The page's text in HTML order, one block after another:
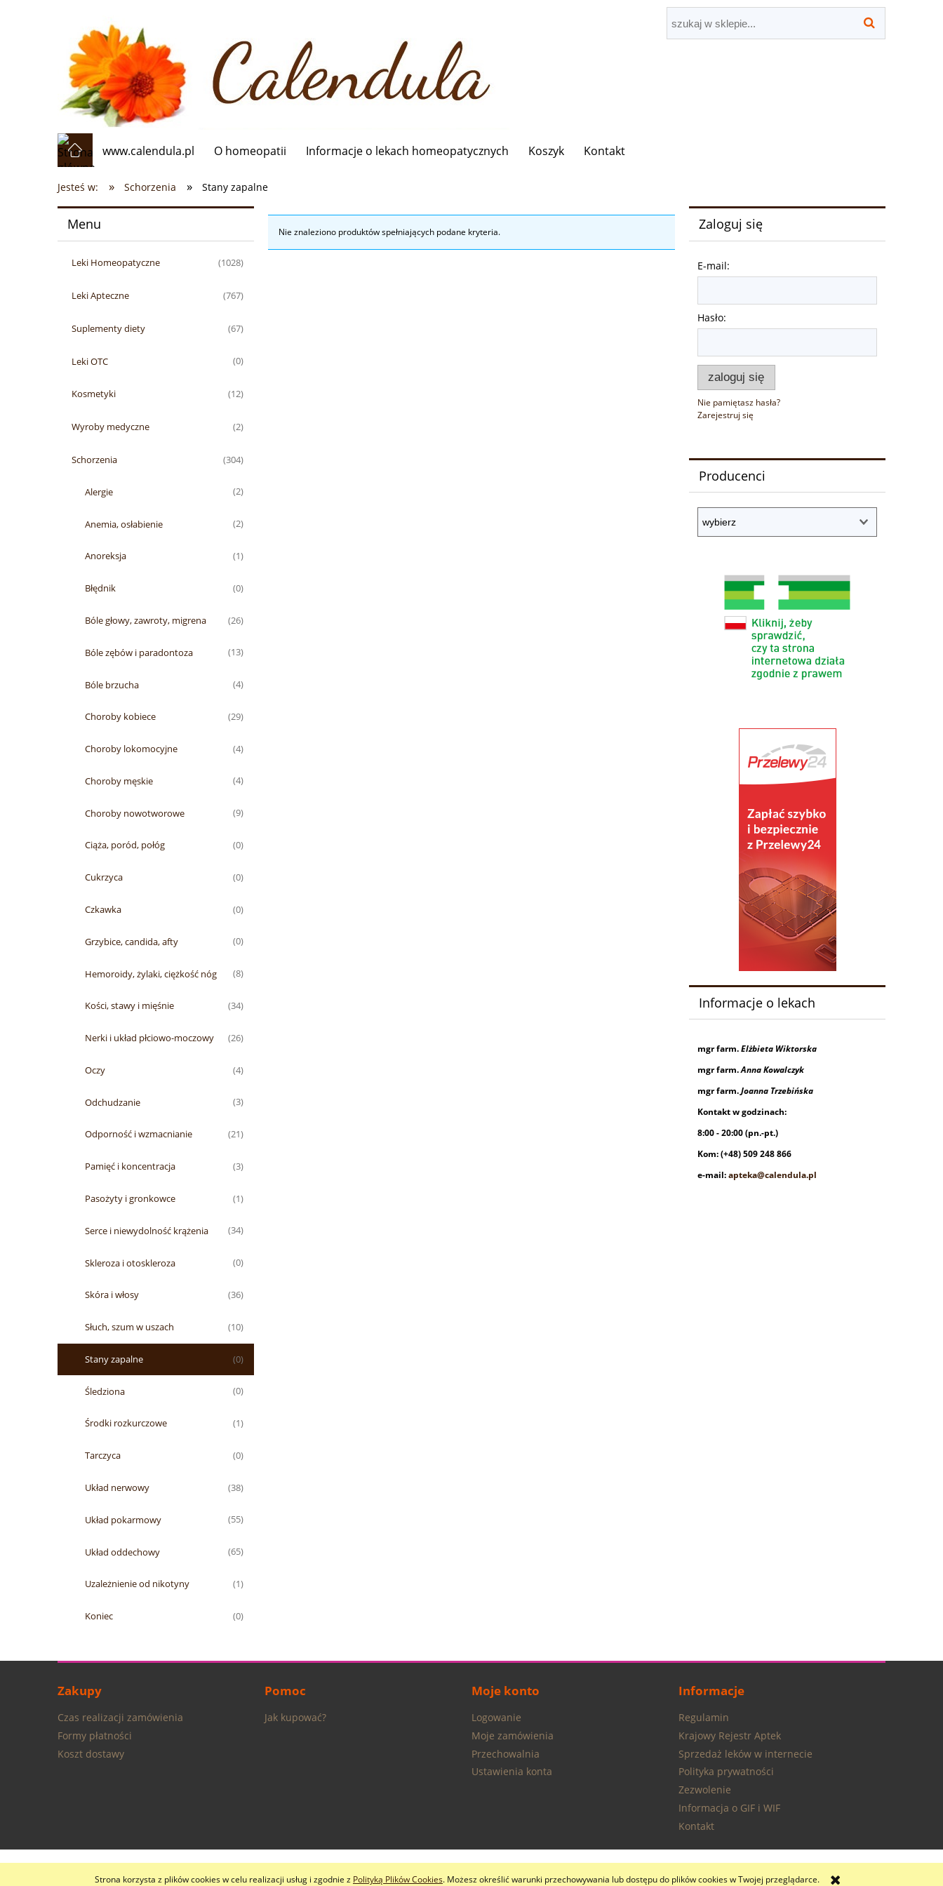
Strona korzysta z plików cookies w celu realizacji usług i zgodnie z Polityką Plików Cookies. Możesz określić warunki przechowywania lub dostępu do plików cookies w Twojej przeglądarce.
www.calendula.pl O homeopatii Informacje o lekach homeopatycznych Koszyk Kontakt
Jesteś w: » Schorzenia » Stany zapalne
Menu
Leki Homeopatyczne (1028)
Leki Apteczne (767)
Suplementy diety (67)
Leki OTC (0)
Kosmetyki (12)
Wyroby medyczne (2)
Schorzenia (304)
Alergie (2)
Anemia, osłabienie (2)
Anoreksja (1)
Błędnik (0)
Bóle głowy, zawroty, migrena (26)
Bóle zębów i paradontoza (13)
Bóle brzucha (4)
Choroby kobiece (29)
Choroby lokomocyjne (4)
Choroby męskie (4)
Choroby nowotworowe (9)
Ciąża, poród, połóg (0)
Cukrzyca (0)
Czkawka (0)
Grzybice, candida, afty (0)
Hemoroidy, żylaki, ciężkość nóg (8)
Kości, stawy i mięśnie (34)
Nerki i układ płciowo-moczowy (26)
Oczy (4)
Odchudzanie (3)
Odporność i wzmacnianie (21)
Pamięć i koncentracja (3)
Pasożyty i gronkowce (1)
Serce i niewydolność krążenia (34)
Skleroza i otoskleroza (0)
Skóra i włosy (36)
Słuch, szum w uszach (10)
Stany zapalne (0)
Śledziona (0)
Środki rozkurczowe (1)
Tarczyca (0)
Układ nerwowy (38)
Układ pokarmowy (55)
Układ oddechowy (65)
Uzależnienie od nikotyny (1)
Koniec (0)
Nie znaleziono produktów spełniających podane kryteria. Zaloguj się
E-mail:
Hasło:
zaloguj się
Nie pamiętasz hasła?
Zarejestruj się
Producenci
Informacje o lekach
mgr farm.Elżbieta Wiktorska
mgr farm.Anna Kowalczyk
mgr farm.Joanna Trzebińska
Kontakt w godzinach:
8:00 - 20:00 (pn.-pt.)
Kom: (+48) 509 248 866
e-mail:apteka@calendula.pl
Zakupy
Czas realizacji zamówienia
Formy płatności
Koszt dostawy
Pomoc
Jak kupować?
Moje konto
Logowanie
Moje zamówienia
Przechowalnia
Ustawienia konta
Informacje
Regulamin
Krajowy Rejestr Aptek
Sprzedaż leków w internecie
Polityka prywatności
Zezwolenie
Informacja o GIF i WIF
Kontakt